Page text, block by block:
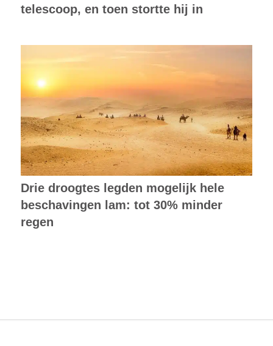
telescoop, en toen stortte hij in
Drie droogtes legden mogelijk hele
beschavingen lam: tot 30% minder
regen